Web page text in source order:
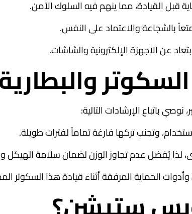
قبل القيادة، مما ينهم فيه السلوك الآمن.
بالشجاعة والاعتماد على النفس.
عن الأجهزة الإلكترونية والشاشات.
الحماية المرفقة أثناء قيادة هذا السكوتر